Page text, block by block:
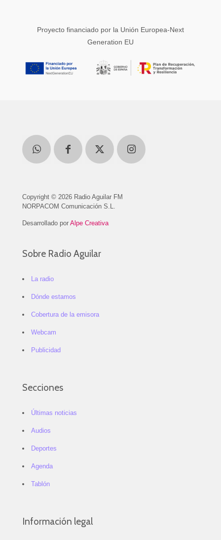
Proyecto financiado por la Unión Europea-Next
Generation EU
Copyright © 2026 Radio Aguilar FM
NORPACOM Comunicación S.L.
Desarrollado por Alpe Creativa
Sobre Radio Aguilar
La radio
Dónde estamos
Cobertura de la emisora
Webcam
Publicidad
Secciones
Últimas noticias
Audios
Deportes
Agenda
Tablón
Información legal